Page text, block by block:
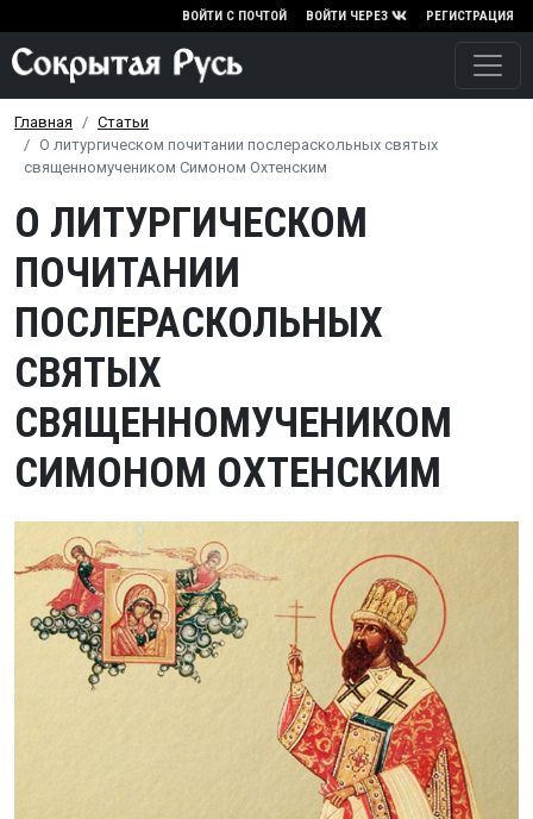
Перейти к основному
ВОЙТИ С ПОЧТОЙ ВОЙТИ ЧЕРЕЗ РЕГИСТРАЦИЯ
Главная
Статьи
О литургическом почитании послераскольных святых
священномучеником Симоном Охтенским
О ЛИТУРГИЧЕСКОМ
ПОЧИТАНИИ
ПОСЛЕРАСКОЛЬНЫХ
СВЯТЫХ
СВЯЩЕННОМУЧЕНИКОМ
СИМОНОМ ОХТЕНСКИМ